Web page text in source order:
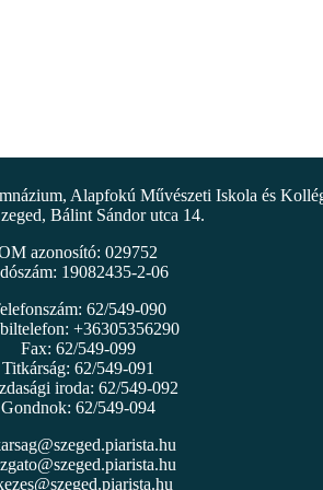
Alapfokú Művészeti Iskola és
Bálint Sándor utca 14.
azonosító: 029752
19082435-2-06
62/549-090
+36305356290
Fax: 62/549-099
Titkárság: 62/549-091
iroda: 62/549-092
Gondnok: 62/549-094